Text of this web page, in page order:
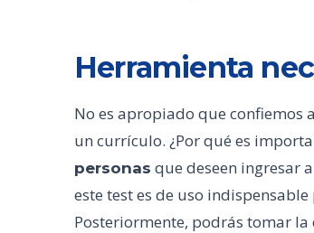
Herramienta
No es apropiado que confiemos
un currículo. ¿Por qué es
personas que deseen ingresar
este test es de uso
Posteriormente, podrás tomar la